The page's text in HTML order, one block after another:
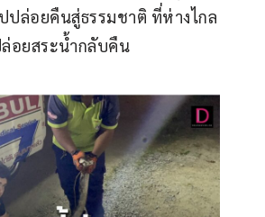
ปล่อยคืนสู่ธรรมชาติ ที่ห่างไกล
อยสระน้ำกลับคืน